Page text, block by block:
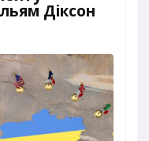
Діксон